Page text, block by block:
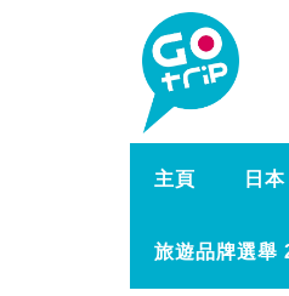
主頁 日本
旅遊品牌選舉